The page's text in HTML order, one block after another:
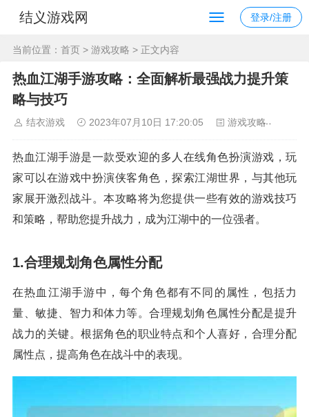
结义游戏网 登录/注册
当前位置： 首页 > 游戏攻略 > 正文内容
热血江湖手游攻略：全面解析最强战力提升策
略与技巧
结衣游戏 2023年07月10日 17:20:05 游戏攻略
热血江湖手游是一款受欢迎的多人在线角色扮演游戏，玩
家可以在游戏中扮演侠客角色，探索江湖世界，与其他玩
家展开激烈战斗。本攻略将为您提供一些有效的游戏技巧
和策略，帮助您提升战力，成为江湖中的一位强者。
1.合理规划角色属性分配
在热血江湖手游中，每个角色都有不同的属性，包括力
量、敏捷、智力和体力等。合理规划角色属性分配是提升
战力的关键。根据角色的职业特点和个人喜好，合理分配
属性点，提高角色在战斗中的表现。